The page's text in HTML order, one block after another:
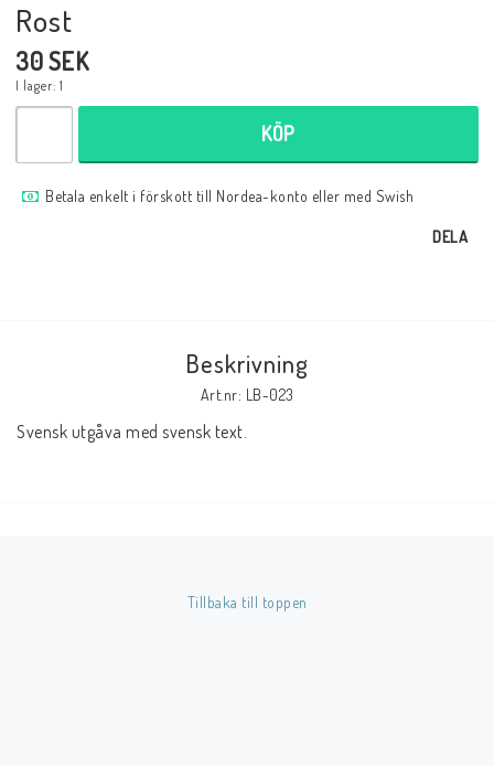
Samlartillbehör
Serier Sverige
Serier USA
Inkl. Moms
Rost
30 SEK
I lager: 1
KÖP
Betala enkelt i förskott till Nordea-konto eller med Swish
DELA
Beskrivning
Art.nr: LB-023
Svensk utgåva med svensk text.
Tillbaka till toppen